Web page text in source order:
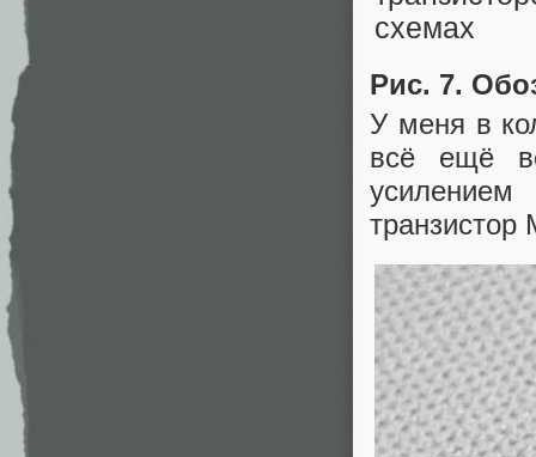
Рис. 7.
У меня в
всё ещё